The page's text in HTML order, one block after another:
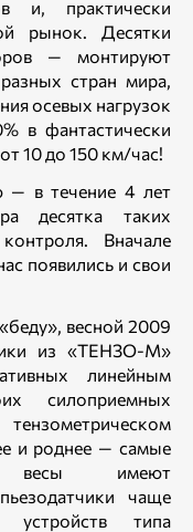
и, практически
рынок. Десятки
— монтируют
стран мира,
осевых нагрузок
в фантастически
10 до 150 км/час!
— в течение 4 лет
десятка таких
Вначале
появились и свои
весной 2009
из «ТЕНЗО-М»
линейным
силоприемных
и роднее — самые
весы имеют
чаще
типа